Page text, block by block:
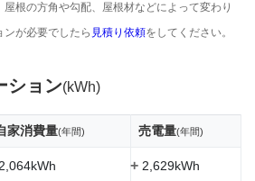
根の方角や勾配、屋根材などによって変わり
が必要でしたら 見積り依頼をしてください。
ション(kWh)
家消費量(年間) 売電量(年間)
+2,629kWh